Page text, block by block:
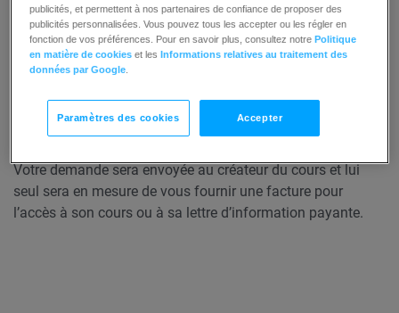
Votre demande sera envoyée au créateur du cours et lui
seul sera en mesure de vous fournir une facture pour
l’accès à son cours ou à sa lettre d’information payante.
publicités, et permettent à nos partenaires de confiance de proposer des
publicités personnalisées. Vous pouvez tous les accepter ou les régler en
fonction de vos préférences. Pour en savoir plus, consultez notrePolitique
en matière de cookies et lesInformations relatives au traitement des
données par Google
Paramètres des cookies Accepter